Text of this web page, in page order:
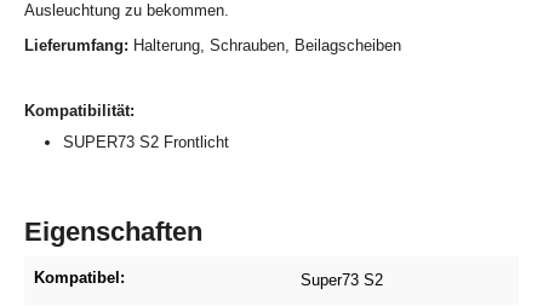
Ausleuchtung zu bekommen.
Lieferumfang: Halterung, Schrauben, Beilagscheiben
Kompatibilität:
SUPER73 S2 Frontlicht
Eigenschaften
Kompatibel: Super73 S2